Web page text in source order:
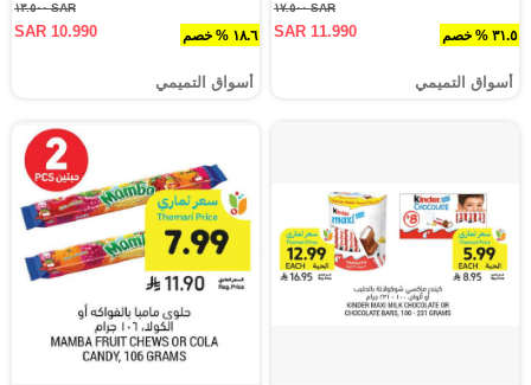
٣١.٥ % خصم
SAR ١٧.٥٠٠
SAR 11.990
أسواق التميمي
١٨.٦ % خصم
SAR ١٣.٥٠٠
SAR 10.990
أسواق التميمي